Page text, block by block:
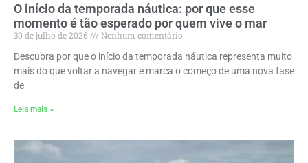
O início da temporada náutica: por que esse
momento é tão esperado por quem vive o mar
30 de julho de 2026
Nenhum comentário
Descubra por que o início da temporada náutica representa muito
mais do que voltar a navegar e marca o começo de uma nova fase
de
Leia mais »